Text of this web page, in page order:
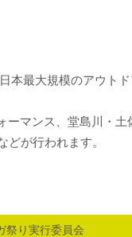
本最大規模のアウト
ーマンス、堂島川・
どが行われます。
祭り実行委員会